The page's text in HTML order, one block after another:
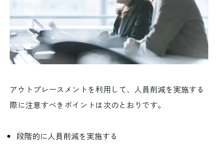
アウトプレースメントを利用して、人員削減を実施する
際に注意すべきポイントは次のとおりです。
段階的に人員削減を実施する